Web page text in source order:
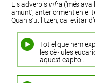
Els adverbisinfra (‘més
amunt’, anteriorment en el
Quan s’utilitzen, cal evitar
Tot el que hem
les cèl·lules
aquest capítol.